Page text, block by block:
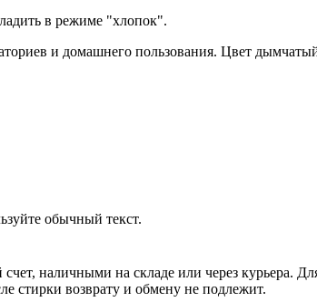
в режиме "хлопок".
и домашнего пользования. Цвет
обычный текст.
наличными на складе или через курьера.
стирки возврату и обмену не подлежит.